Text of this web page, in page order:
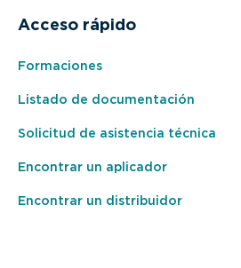
Acceso rápido
Formaciones
Listado de documentación
Solicitud de asistencia técnica
Encontrar un aplicador
Encontrar un distribuidor